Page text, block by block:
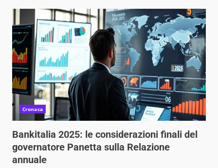
Cronaca
Bankitalia 2025: le considerazioni finali del
governatore Panetta sulla Relazione
annuale